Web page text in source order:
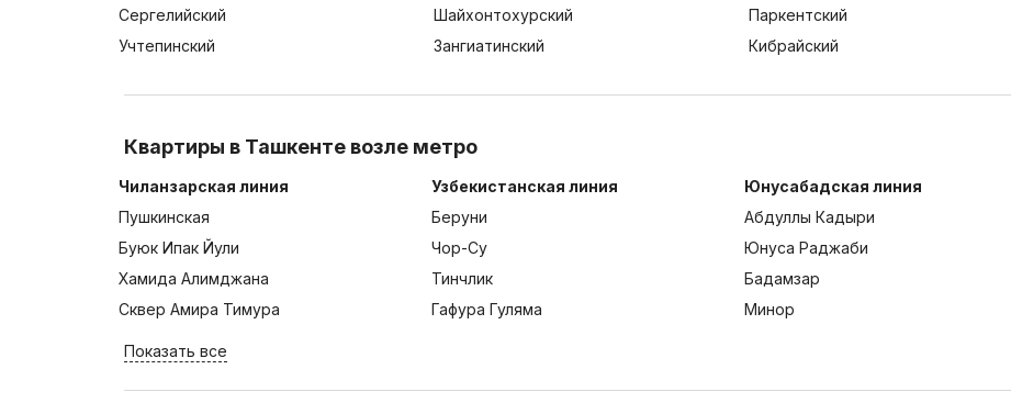
Сергелийский
Шайхонтохурский
Паркентский
Учтепинский
Зангиатинский Кибрайский
Квартиры в Ташкенте возле метро
Чиланзарская линия
Пушкинская
Буюк Ипак Йули
Хамида Алимджана
Сквер Амира Тимура
Узбекистанская линия
Беруни
Чор-Су
Тинчлик
Гафура Гуляма
Юнусабадская линия
Абдуллы Кадыри
Юнуса Раджаби
Бадамзар
Минор
Показать все